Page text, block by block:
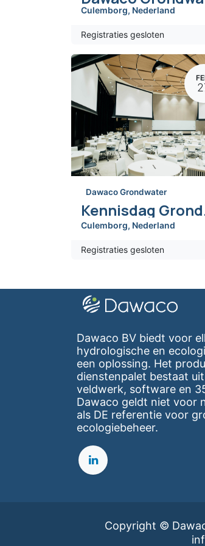
Culemborg, Nederland
Registraties gesloten
Dawaco Grondwater
Culemborg, Nederland
Registraties gesloten
Dawaco BV biedt voor
hydrologische en
een oplossing. Het
dienstenpalet bestaat
veldwerk, software en
Dawaco geldt niet voor
als DE referentie voor
ecologiebeheer.
Copyright ©